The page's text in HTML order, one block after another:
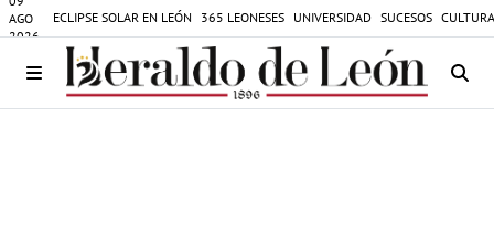
AGO
2026
ECLIPSE SOLAR EN LEÓN 365 LEONESES UNIVERSIDAD SUCESOS